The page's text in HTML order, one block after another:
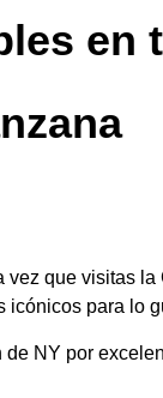
en
vez que visitas
icónicos para lo
de NY por